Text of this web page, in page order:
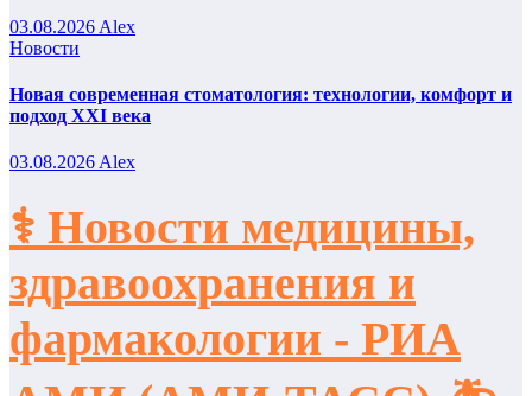
03.08.2026 Alex
Новости
Новая современная стоматология: технологии, комфорт и
подход XXI века
03.08.2026Alex
⚕️ Новости медицины,
здравоохранения и
фармакологии - РИА